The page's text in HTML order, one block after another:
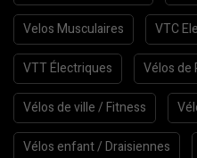
Velos Musculaires VTC
VTT Électriques Vélos de
Vélos de ville / Fitness
Vélos enfant / Draisiennes